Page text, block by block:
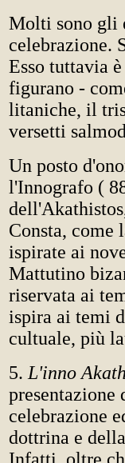
Molti sono gli
celebrazione.
Esso tuttavia
figurano -
litaniche, il
versetti
Un posto
l'Innografo (
Consta, come
ispirate ai
Mattutino
riservata ai
ispira ai temi
cultuale, più
5. L'inno
celebrazione
dottrina e